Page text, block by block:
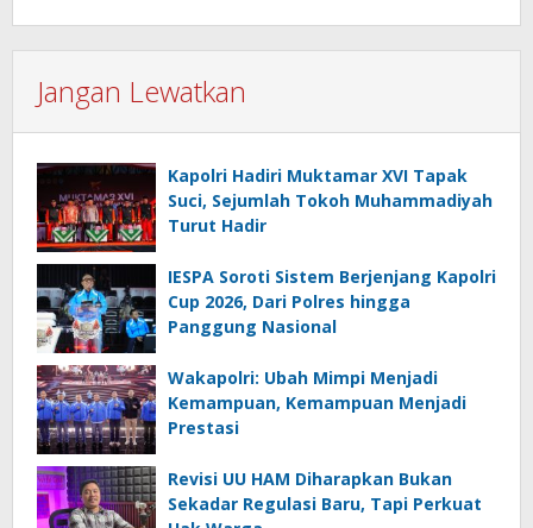
Jangan Lewatkan
Kapolri Hadiri Muktamar XVI Tapak
Suci, Sejumlah Tokoh Muhammadiyah
Turut Hadir
IESPA Soroti Sistem Berjenjang Kapolri
Cup 2026, Dari Polres hingga
Panggung Nasional
Wakapolri: Ubah Mimpi Menjadi
Kemampuan, Kemampuan Menjadi
Prestasi
Revisi UU HAM Diharapkan Bukan
Sekadar Regulasi Baru, Tapi Perkuat